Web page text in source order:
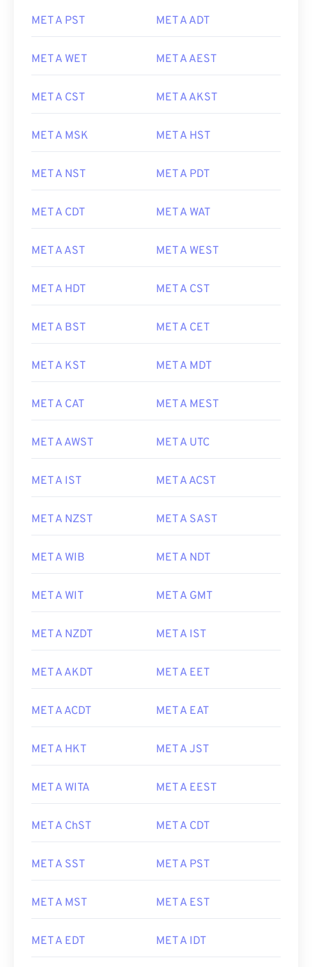
MET A PST MET A ADT
MET A WET MET A AEST
MET A CST MET A AKST
MET A MSK MET A HST
MET A NST MET A PDT
MET A CDT MET A WAT
MET A AST MET A WEST
MET A HDT MET A CST
MET A BST MET A CET
MET A KST MET A MDT
MET A CAT MET A MEST
MET A AWST MET A UTC
MET A IST MET A ACST
MET A NZST MET A SAST
MET A WIB MET A NDT
MET A WIT MET A GMT
MET A NZDT MET A IST
MET A AKDT MET A EET
MET A ACDT MET A EAT
MET A HKT MET A JST
MET A WITA MET A EEST
MET A ChST MET A CDT
MET A SST MET A PST
MET A MST MET A EST
MET A EDT MET A IDT